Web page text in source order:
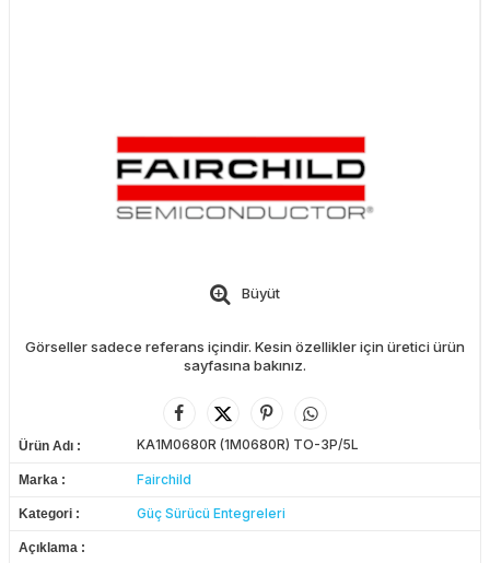
Büyüt
Görseller sadece referans içindir. Kesin özellikler için üretici ürün
sayfasına bakınız.
Ürün Adı KA1M0680R (1M0680R) TO-3P/5L
Marka Fairchild
Kategori Güç Sürücü Entegreleri
Açıklama